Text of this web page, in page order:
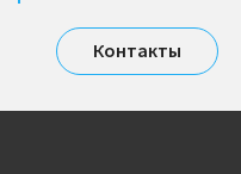
Контакты